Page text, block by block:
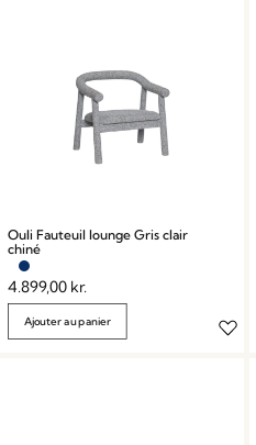
Ouli Fauteuil lounge Gris clair
chiné
4.899,00 kr.
Ajouter au panier